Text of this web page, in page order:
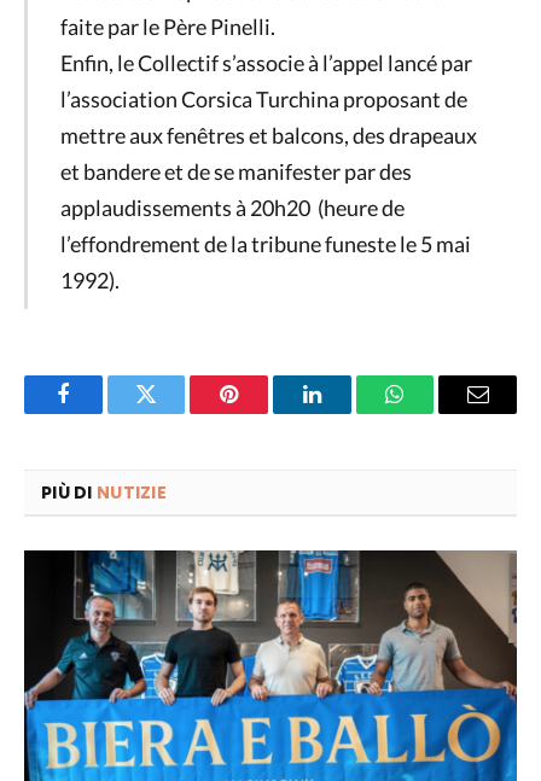
faite par le Père Pinelli.
Enfin, le Collectif s’associe à l’appel lancé par
l’association Corsica Turchina proposant de
mettre aux fenêtres et balcons, des drapeaux
et bandere et de se manifester par des
applaudissements à 20h20 (heure de
l’effondrement de la tribune funeste le 5 mai
1992).
FacebookTwitter Pinterest LinkedInWhatsAppEmail
PIÙ DI NUTIZIE